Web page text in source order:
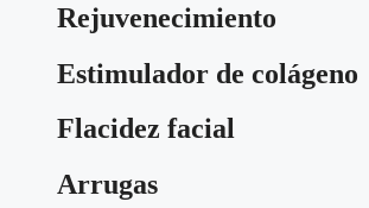
Rejuvenecimiento
Estimulador de colágeno
Flacidez facial
Arrugas